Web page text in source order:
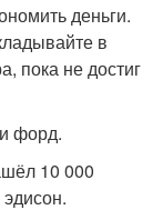
деньги.
в
пока не достиг
форд.
10 000